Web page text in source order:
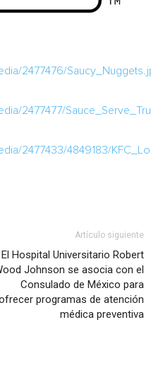
2477476/
2477477/
2477433/4849183/
Artículo siguiente
El Hospital Universitario Robert
Johnson se asocia con el
Consulado de México para
programas de atención
médica preventiva